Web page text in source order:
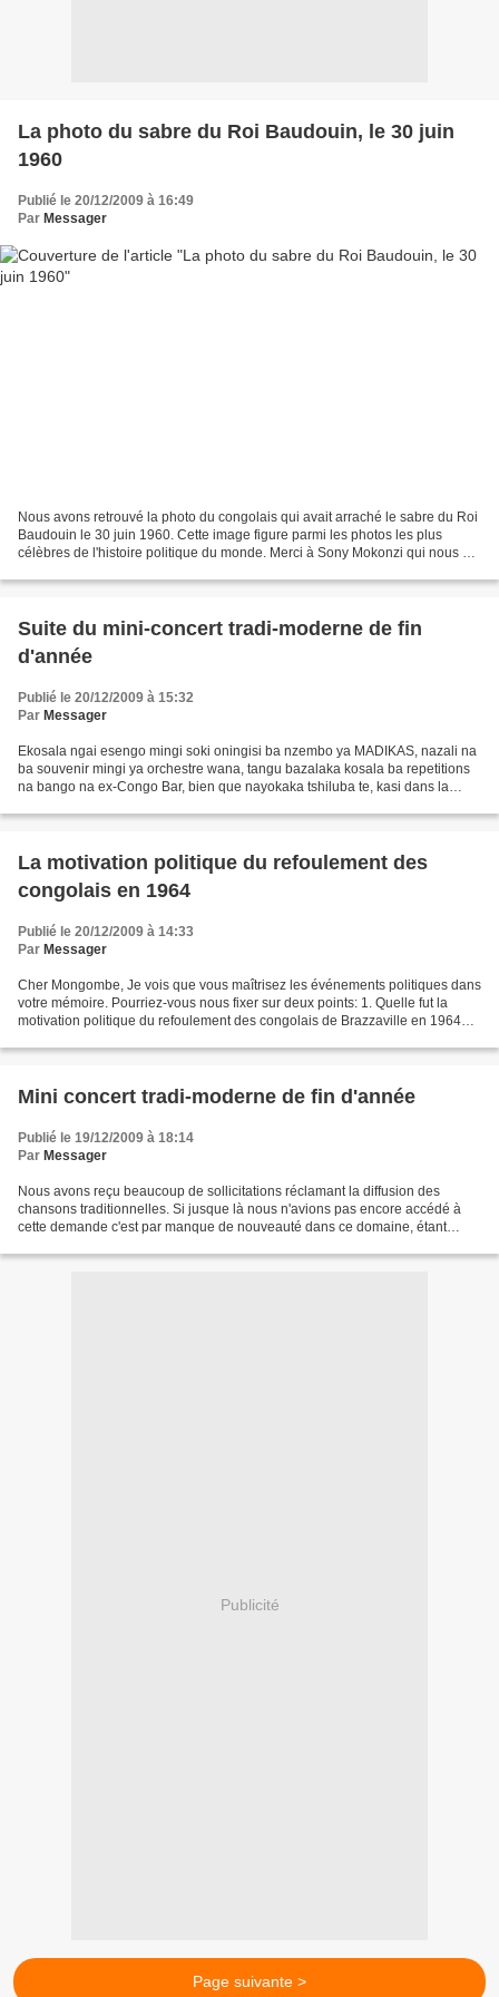
La photo du sabre du Roi Baudouin, le 30 juin
1960
Publié le 20/12/2009 à 16:49
Par Messager
Nous avons retrouvé la photo du congolais qui avait arraché le sabre du Roi
Baudouin le 30 juin 1960. Cette image figure parmi les photos les plus
célèbres de l'histoire politique du monde. Merci à Sony Mokonzi qui nous a
Suite du mini-concert tradi-moderne de fin
d'année
Publié le 20/12/2009 à 15:32
Par Messager
Ekosala ngai esengo mingi soki oningisi ba nzembo ya MADIKAS, nazali na
ba souvenir mingi ya orchestre wana, tangu bazalaka kosala ba repetitions
na bango na ex-Congo Bar, bien que nayokaka tshiluba te, kasi dans la
La motivation politique du refoulement des
congolais en 1964
Publié le 20/12/2009 à 14:33
Par Messager
Cher Mongombe, Je vois que vous maîtrisez les événements politiques dans
votre mémoire. Pourriez-vous nous fixer sur deux points: 1. Quelle fut la
motivation politique du refoulement des congolais de Brazzaville en 1964
Mini concert tradi-moderne de fin d'année
Publié le 19/12/2009 à 18:14
Par Messager
Nous avons reçu beaucoup de sollicitations réclamant la diffusion des
chansons traditionnelles. Si jusque là nous n'avions pas encore accédé à
cette demande c'est par manque de nouveauté dans ce domaine, étant
Publicité
Page suivante >